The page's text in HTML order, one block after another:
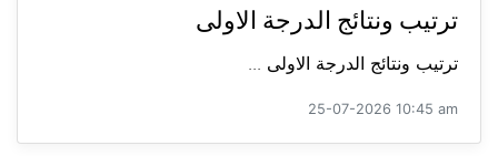
ترتيب ونتائج الدرجة الاولى
ترتيب ونتائج الدرجة الاولى ...
25-07-2026 10:45 am